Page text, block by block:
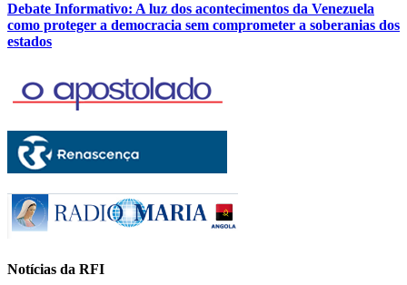
Debate Informativo: A luz dos acontecimentos da Venezuela
como proteger a democracia sem comprometer a soberanias dos
estados
Notícias da RFI